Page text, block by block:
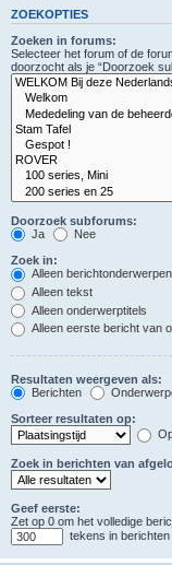
ZOEKOPTIES
Zoeken in forums:
Selecteer het forum of de
doorzocht als je “Doorzoek
Doorzoek subforums:
Ja
Nee
Zoek in:
Alleen
Alleen tekst
Alleen onderwerptitels
Alleen eerste bericht van
Resultaten weergeven als:
Berichten
Sorteer resultaten op:
Zoek in berichten van
Geef eerste:
Zet op 0 om het volledige
tekens in berichten